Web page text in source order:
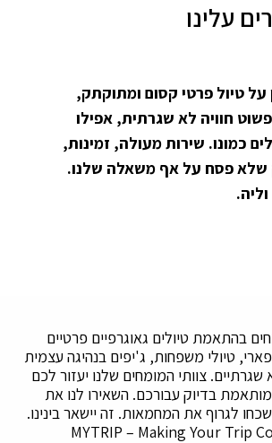
עלינו
על טיול פרטי קסום ומתוקתק,
חוויה לא שגרתית, אפילו
כמונו. שירות מעולה, זמינות,
שלא פסח על אף משאלה שלנו.
בהתאמת טיולים גאוגרפיים פרטיים
טיולי משפחות, ג'יפים בנהיגה עצמית
צוותי המומחים שלנו יעזור לכם
בדיוק עבורכם. השאירו לנו את
לגרוף את המחמאות. זה יישאר בינינו.
MYTRIP – Making Your Trip